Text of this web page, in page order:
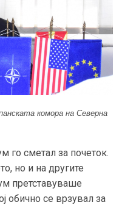
комора на Северна
го сметал за почеток.
но и на другите
претставуваше
обично се врзувал за